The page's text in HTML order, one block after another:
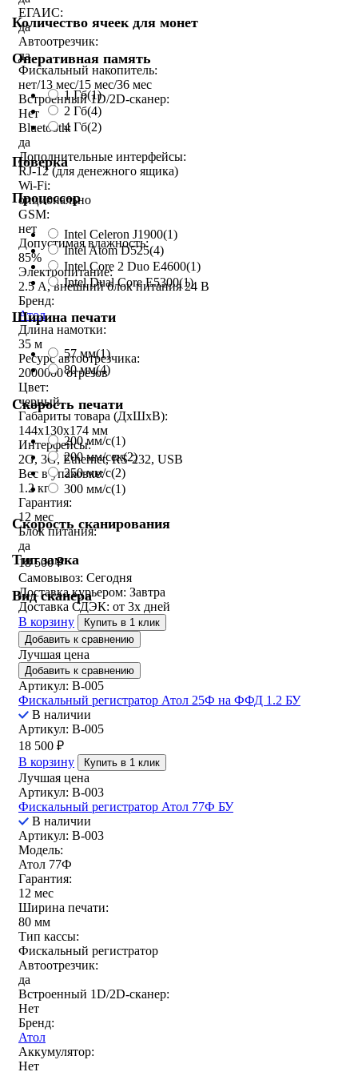
Количество ячеек для монет
Оперативная память
1 Гб(1)
2 Гб(4)
4 Гб(2)
Поверка
Процессор
Intel Celeron J1900(1)
Intel Atom D525(4)
Intel Core 2 Duo E4600(1)
Intel Dual Core E5300(1)
Ширина печати
57 мм(1)
80 мм(4)
Скорость печати
200 мм/с(1)
200 мм/сек(2)
250 мм/c(2)
300 мм/с(1)
Скорость сканирования
Тип замка
Вид сканера
ЕГАИС:
да
Автоотрезчик:
да
Фискальный накопитель:
нет/13 мес/15 мес/36 мес
Встроенный 1D/2D-сканер:
Нет
Bluetooth:
да
Дополнительные интерфейсы:
RJ-12 (для денежного ящика)
Wi-Fi:
опционально
GSM:
нет
Допустимая влажность:
85%
Электропитание:
2.5 А, внешний блок питания 24 В
Бренд:
Атол
Длина намотки:
35 м
Ресурс автоотрезчика:
2000000 отрезов
Цвет:
черный
Габариты товара (ДxШxВ):
144х130х174 мм
Интерфейсы:
2G, 3G, Ethernet, RS-232, USB
Вес в упаковке:
1.2 кг
Гарантия:
12 мес
Блок питания:
да
18 500₽
Самовывоз: Сегодня
Доставка курьером: Завтра
Доставка СДЭК: от 3х дней
В корзину
Купить в 1 клик
Добавить к сравнению
Лучшая цена
Добавить к сравнению
Артикул: B-005
Фискальный регистратор Атол 25Ф на ФФД 1.2 БУ
В наличии
Артикул: B-005
18 500 ₽
В корзину
Купить в 1 клик
Лучшая цена
Артикул: B-003
Фискальный регистратор Атол 77Ф БУ
В наличии
Артикул: B-003
Модель:
Атол 77Ф
Гарантия:
12 мес
Ширина печати:
80 мм
Тип кассы:
Фискальный регистратор
Автоотрезчик:
да
Встроенный 1D/2D-сканер:
Нет
Бренд:
Атол
Аккумулятор:
Нет